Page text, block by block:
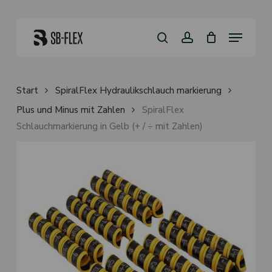
searchaccount
Menu
Kurv Cart
Start
SpiralFlex Hydraulikschlauch markierung
Plus und Minus mit Zahlen
SpiralFlex
Schlauchmarkierung in Gelb (+ / ÷ mit Zahlen)